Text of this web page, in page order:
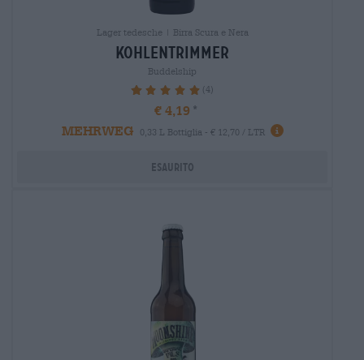
Lager tedesche | Birra Scura e Nera
kohlentrimmer
Buddelship
100% (4)
€ 4,19
MEHRWEG
0,33 L Bottiglia - € 12,70 / LTR
Esaurito